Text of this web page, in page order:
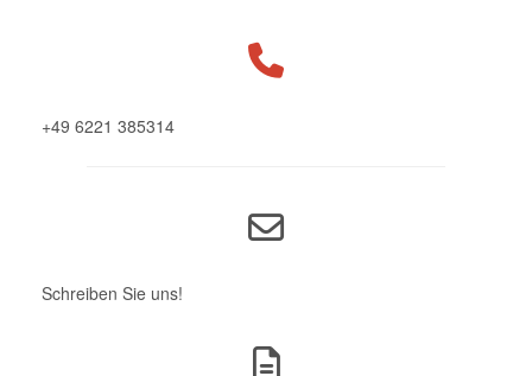
+49 6221 385314
Schreiben Sie uns!